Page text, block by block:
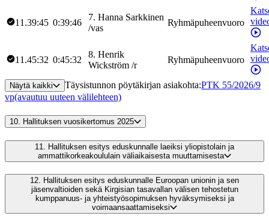
11.39:45 0:39:46
7. Hanna Sarkkinen
/vas
Ryhmäpuheenvuoro
11.45:32 0:45:32
8. Henrik
Wickström /r
Ryhmäpuheenvuoro
Näytä kaikki Täysistunnon pöytäkirjan asiakohta:PTK 55/2026/9
vp(avautuu uuteen välilehteen)
10. Hallituksen vuosikertomus 2025
11.
Hallituksen esitys eduskunnalle laeiksi yliopistolain ja
ammattikorkeakoululain väliaikaisesta muuttamisesta
12. Hallituksen esitys eduskunnalle Euroopan unionin ja sen
jäsenvaltioiden sekä Kirgisian tasavallan välisen tehostetun
kumppanuus- ja yhteistyösopimuksen hyväksymiseksi ja
voimaansaattamiseksi